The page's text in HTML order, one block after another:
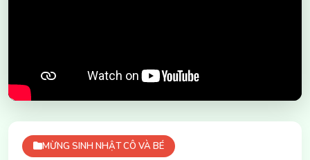
MỪNG SINH NHẬT CÔ VÀ BÉ